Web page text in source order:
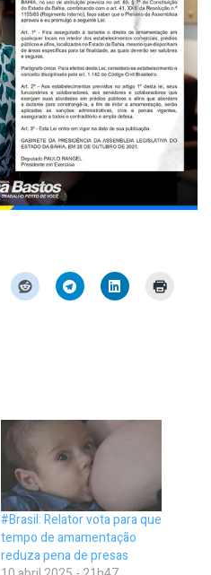
#Brasil: Relator vota para que
tempo de amamentação
reduza pena de presas